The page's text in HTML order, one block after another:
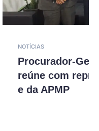
se
da AMPB